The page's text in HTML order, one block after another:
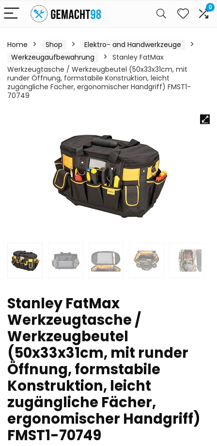
0
Home Shop
Elektro- and Handwerkzeuge
Werkzeugaufbewahrung
Stanley FatMax
Werkzeugtasche / Werkzeugbeutel (50x33x31cm, mit
runder Öffnung, formstabile Konstruktion, leicht
zugängliche Fächer, ergonomischer Handgriff) FMST1-
70749
Stanley FatMax
Werkzeugtasche /
Werkzeugbeutel
(50x33x31cm, mit runder
Öffnung, formstabile
Konstruktion, leicht
zugängliche Fächer,
ergonomischer Handgriff)
FMST1-70749